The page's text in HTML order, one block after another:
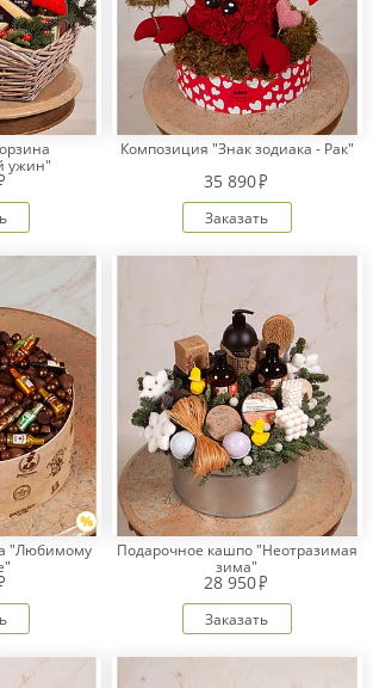
ужин"
Композиция "Знак зодиака - Рак"
35 890
Заказать
"Любимому
Подарочное кашпо "Неотразимая
зима"
28 950
Заказать